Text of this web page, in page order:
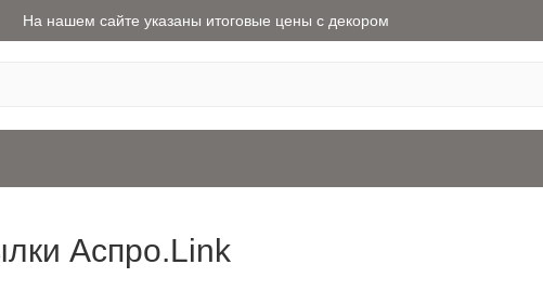
На нашем сайте указаны итоговые цены с декором
Аспро.Link